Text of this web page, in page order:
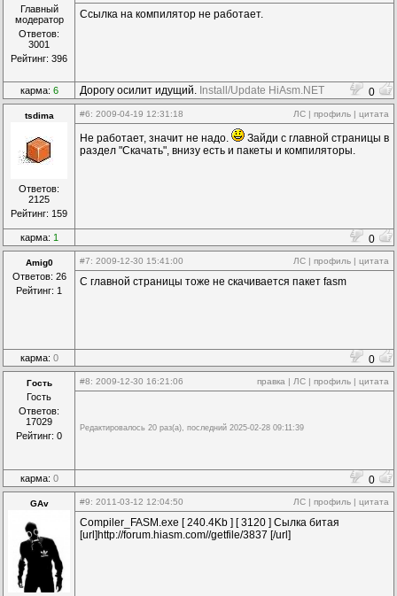
Главный
модератор
Ответов:
3001
Рейтинг: 396
Ссылка на компилятор не работает.
карма: 6 Дорогу осилит идущий. Install/Update HiAsm.NET 0
tsdima
Ответов:
2125
Рейтинг: 159
#6: 2009-04-19 12:31:18 ЛС | профиль | цитата
Не работает, значит не надо.
Зайди с главной страницы в
раздел "Скачать", внизу есть и пакеты и компиляторы.
карма: 1 0
Amig0
Ответов: 26
Рейтинг: 1
#7: 2009-12-30 15:41:00 ЛС | профиль | цитата
С главной страницы тоже не скачивается пакет fasm
карма: 0 0
Гость
Гость
Ответов:
17029
Рейтинг: 0
#8: 2009-12-30 16:21:06 правка | ЛС | профиль | цитата
Редактировалось 20 раз(а), последний 2025-02-28 09:11:39
карма: 0 0
GAv #9: 2011-03-12 12:04:50 ЛС | профиль | цитата
Compiler_FASM.exe [ 240.4Kb ] [ 3120 ] Сылка битая
[url]http://forum.hiasm.com//getfile/3837 [/url]